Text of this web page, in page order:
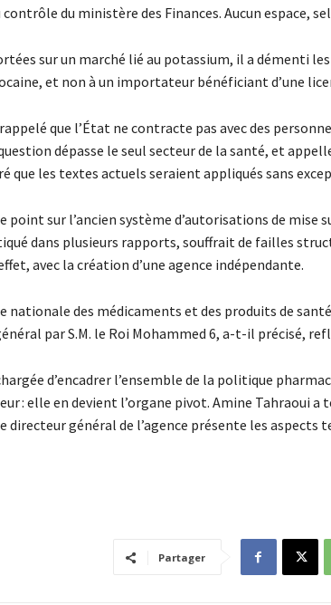
du ministère des Finances. Aucun espace,
sur un marché lié au potassium, il a démenti
et non à un importateur bénéficiant d’une
que l’État ne contracte pas avec des
dépasse le seul secteur de la santé, et
que les textes actuels seraient appliqués sans
sur l’ancien système d’autorisations de
dans plusieurs rapports, souffrait de failles
avec la création d’une agence indépendante.
nationale des médicaments et des produits de
par S.M. le Roi Mohammed 6, a-t-il précisé,
d’encadrer l’ensemble de la politique
: elle en devient l’organe pivot. Amine Tahraoui
directeur général de l’agence présente les aspects
Partager